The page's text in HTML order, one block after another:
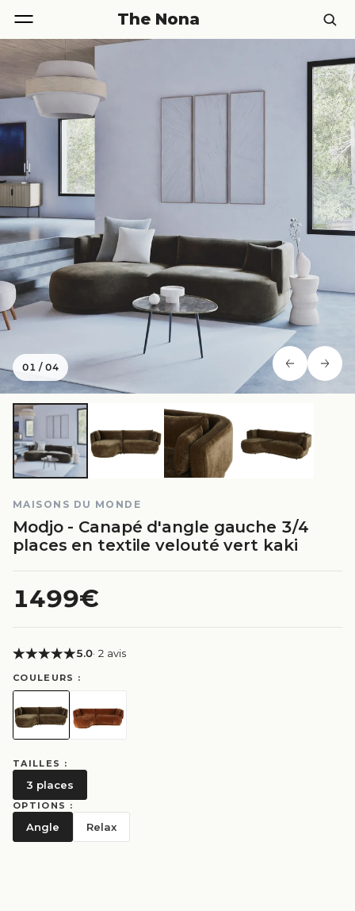
The Nona
01 /04
MAISONS DU MONDE
Modjo - Canapé d'angle gauche 3/4
places en textile velouté vert kaki
1499€
5.0· 2 avis
COULEURS :
TAILLES :
3 places
OPTIONS :
Angle Relax